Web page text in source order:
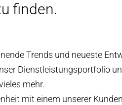
finden.
Trends und neueste
Dienstleistungsportfolio
mehr.
mit einem unserer